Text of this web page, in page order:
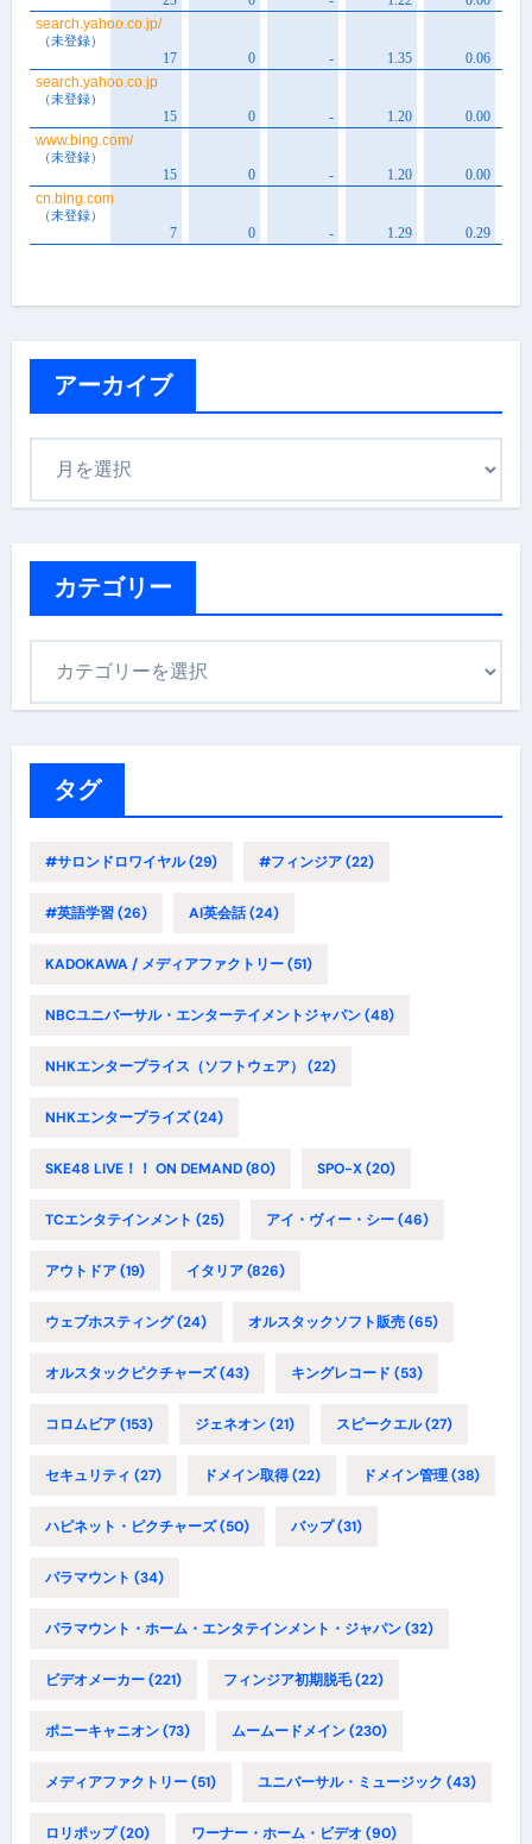
アーカイブ
カテゴリー
タグ
#サロンドロワイヤル(29) #フィンジア(22)
#英語学習(26) AI英会話(24)
KADOKAWA / メディアファクトリー(51)
NBCユニバーサル・エンターテイメントジャパン(48)
NHKエンタープライス（ソフトウェア） (22)
NHKエンタープライズ(24)
SKE48 LIVE！！ ON DEMAND(80) SPO-X(20)
TCエンタテインメント (25) アイ・ヴィー・シー(46)
アウトドア(19) イタリア(826)
ウェブホスティング(24) オルスタックソフト販売(65)
オルスタックピクチャーズ(43) キングレコード (53)
コロムビア(153) ジェネオン(21) スピークエル(27)
セキュリティ (27) ドメイン取得(22) ドメイン管理(38)
ハピネット・ピクチャーズ(50) バップ(31)
パラマウント (34)
パラマウント・ホーム・エンタテインメント・ジャパン(32)
ビデオメーカー(221) フィンジア初期脱毛(22)
ポニーキャニオン(73) ムームードメイン(230)
メディアファクトリー(51) ユニバーサル・ミュージック (43)
ロリポップ(20) ワーナー・ホーム・ビデオ (90)